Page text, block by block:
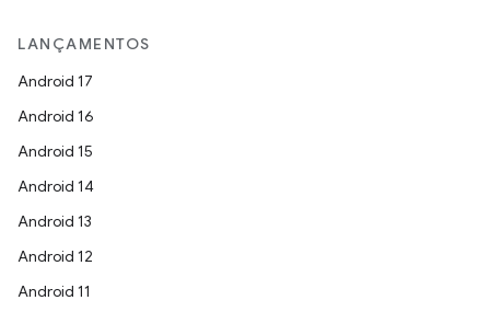
LANÇAMENTOS
Android 17
Android 16
Android 15
Android 14
Android 13
Android 12
Android 11